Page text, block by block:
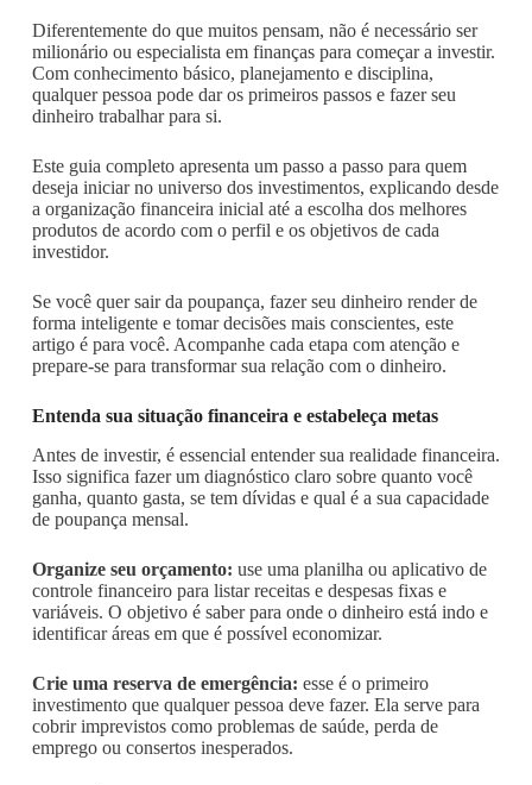
Diferentemente do que muitos pensam, não é necessário ser
milionário ou especialista em finanças para começar a investir.
Com conhecimento básico, planejamento e disciplina,
qualquer pessoa pode dar os primeiros passos e fazer seu
dinheiro trabalhar para si.
Este guia completo apresenta um passo a passo para quem
deseja iniciar no universo dos investimentos, explicando desde
a organização financeira inicial até a escolha dos melhores
produtos de acordo com o perfil e os objetivos de cada
investidor.
Se você quer sair da poupança, fazer seu dinheiro render de
forma inteligente e tomar decisões mais conscientes, este
artigo é para você. Acompanhe cada etapa com atenção e
prepare-se para transformar sua relação com o dinheiro.
Entenda sua situação financeira e estabeleça metas
Antes de investir, é essencial entender sua realidade financeira.
Isso significa fazer um diagnóstico claro sobre quanto você
ganha, quanto gasta, se tem dívidas e qual é a sua capacidade
de poupança mensal.
Organize seu orçamento: use uma planilha ou aplicativo de
controle financeiro para listar receitas e despesas fixas e
variáveis. O objetivo é saber para onde o dinheiro está indo e
identificar áreas em que é possível economizar.
Crie uma reserva de emergência: esse é o primeiro
investimento que qualquer pessoa deve fazer. Ela serve para
cobrir imprevistos como problemas de saúde, perda de
emprego ou consertos inesperados.